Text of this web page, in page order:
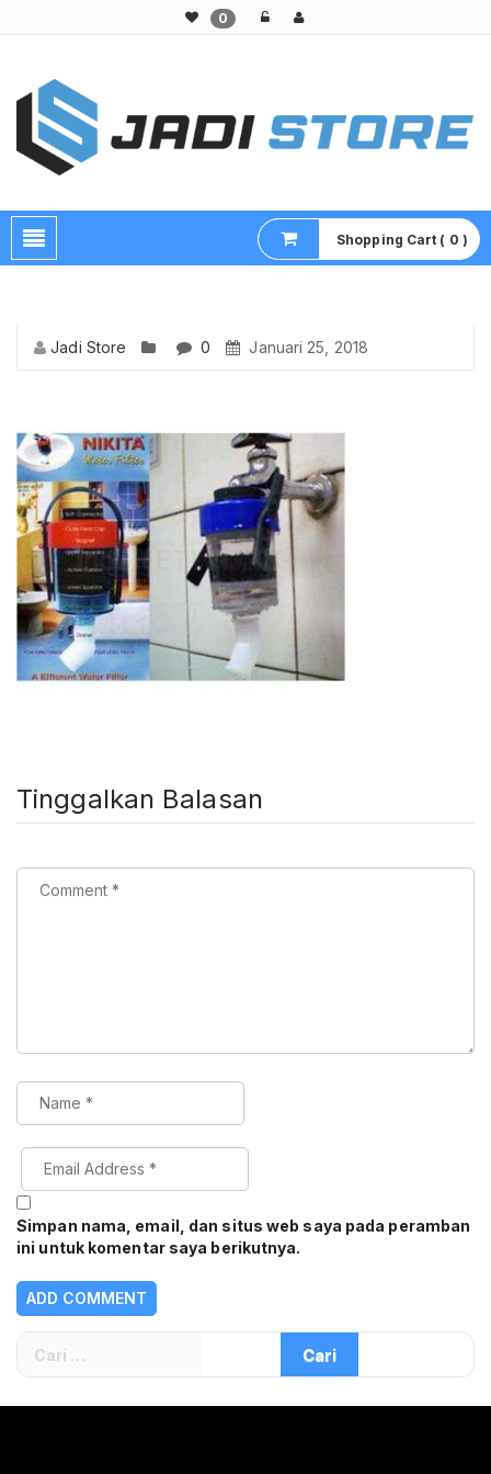
0
Shopping Cart ( 0 )
Jadi Store 0 Januari 25, 2018
Tinggalkan Balasan
Simpan nama, email, dan situs web saya pada peramban
ini untuk komentar saya berikutnya.
Cari
untuk: